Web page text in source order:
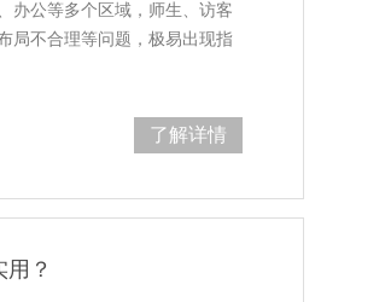
办公等多个区域，师生、访客
局不合理等问题，极易出现指
了解详情
？